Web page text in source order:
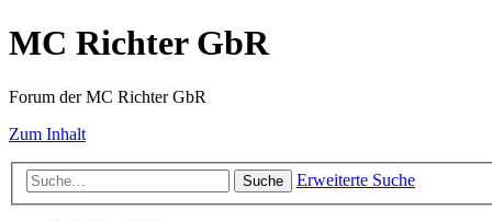
MC Richter GbR
Forum der MC Richter GbR
Zum Inhalt
Suche Erweiterte Suche